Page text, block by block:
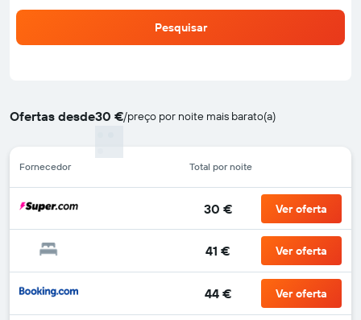
Pesquisar
Ofertas desde30 €/preço por noite mais barato(a)
Fornecedor Total por noite
30 € Ver oferta
41 € Ver oferta
44 € Ver oferta